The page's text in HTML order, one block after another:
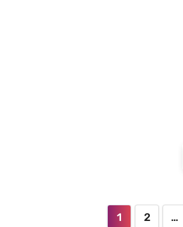
Posts
1 2 …